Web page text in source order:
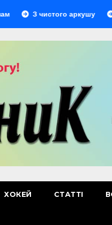
З чистого аркушу
ХОКЕЙ СТАТТІ